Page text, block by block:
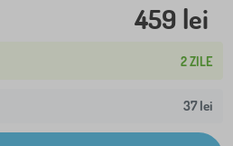
459 lei
2 ZILE
37 lei